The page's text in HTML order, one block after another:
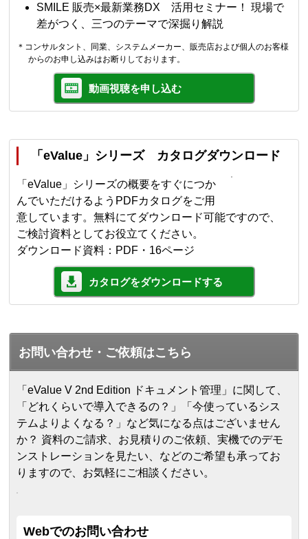
SMILE 販売×最新業務DX 活用セミナー！ 現場で
差がつく、三つのテーマで深掘り解説
＊コンサルタント、同業、システムメーカー、販売店および個人のお客様
からのお申し込みはお断りしております。
動画視聴を申し込む
「eValue」シリーズ カタログダウンロード
「eValue」シリーズの概要をすぐにつか
んでいただけるようPDFカタログをご用
意しています。無料にてダウンロード可能ですので、
ご検討資料としてお役立てください。
ダウンロード資料：PDF・16ページ
カタログをダウンロードする
お問い合わせ・ご依頼はこちら
「eValue V 2nd Edition ドキュメント管理」に関して、
「どれくらいで導入できるの？」「今使っているシス
テムよりよくなる？」など気になる点はございません
か？ 資料のご請求、お見積りのご依頼、実機でのデモ
ンストレーションを見たい、などのご希望も承ってお
りますので、お気軽にご相談ください。
Webでのお問い合わせ